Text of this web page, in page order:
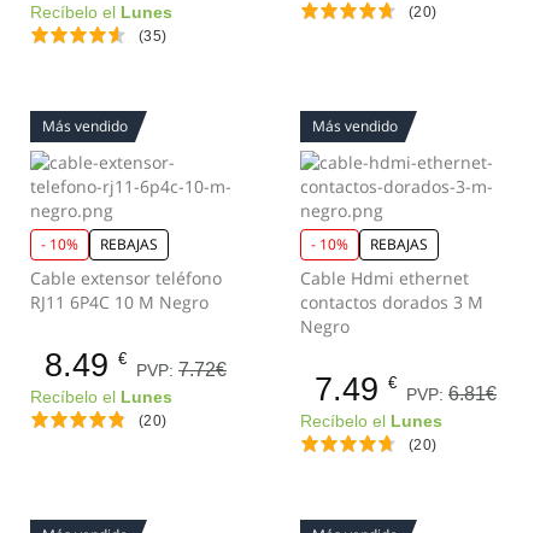
Recíbelo el Lunes
(35)
(20)
Más vendido
- 10% REBAJAS
Cable extensor teléfono
RJ11 6P4C 10 M Negro
8.49 €
PVP: 7.72€
Recíbelo el Lunes
(20)
Más vendido
- 10% REBAJAS
Cable Hdmi ethernet
contactos dorados 3 M
Negro
7.49 €
PVP: 6.81€
Recíbelo el Lunes
(20)